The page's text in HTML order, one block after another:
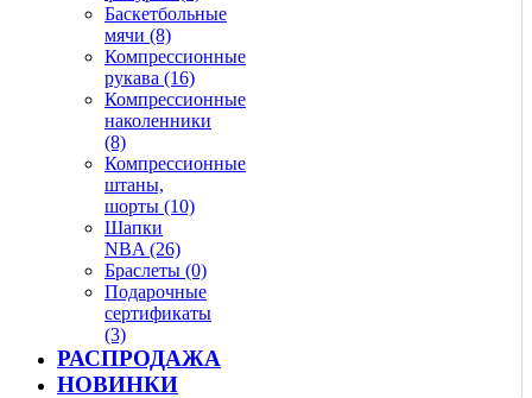
Баскетбольные
мячи (8)
Компрессионные
рукава (16)
Компрессионные
наколенники
(8)
Компрессионные
штаны,
шорты (10)
Шапки
NBA (26)
Браслеты (0)
Подарочные
сертификаты
(3)
РАСПРОДАЖА
НОВИНКИ